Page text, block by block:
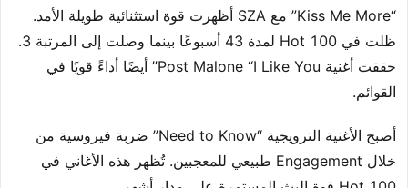
“Kiss Me More” مع SZA أظهرت قوة استثنائية طويلة الأمد.
ظلت في Hot 100 لمدة 43 أسبوعًا بينما وصلت إلى المرتبة 3.
حققت أغنية Post Malone “I Like You” أيضًا أداءً قويًا في
القوائم.
أصبح الأغنية الترويجية “Need to Know” ضربة فيروسية من
خلال Engagement طبيعي للمعجبين. تُظهر هذه الأغاني في